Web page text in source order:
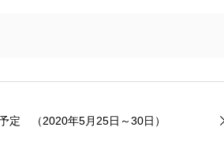
定 （2020年5月25日～30日）